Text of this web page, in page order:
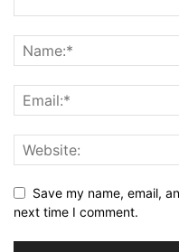
Save my name, email,
next time I comment.